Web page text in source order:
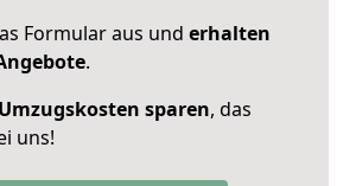
Formular aus und erhalten
.
sparen, das
uns!